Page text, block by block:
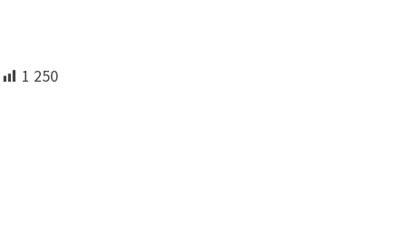
1 250